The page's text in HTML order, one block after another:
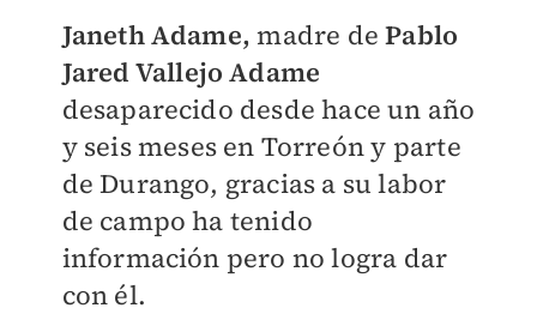
Janeth Adame, madre dePablo
Jared Vallejo Adame
desaparecido desde hace un año
y seis meses en Torreón y parte
de Durango, gracias a su labor
de campo ha tenido
información pero no logra dar
con él.